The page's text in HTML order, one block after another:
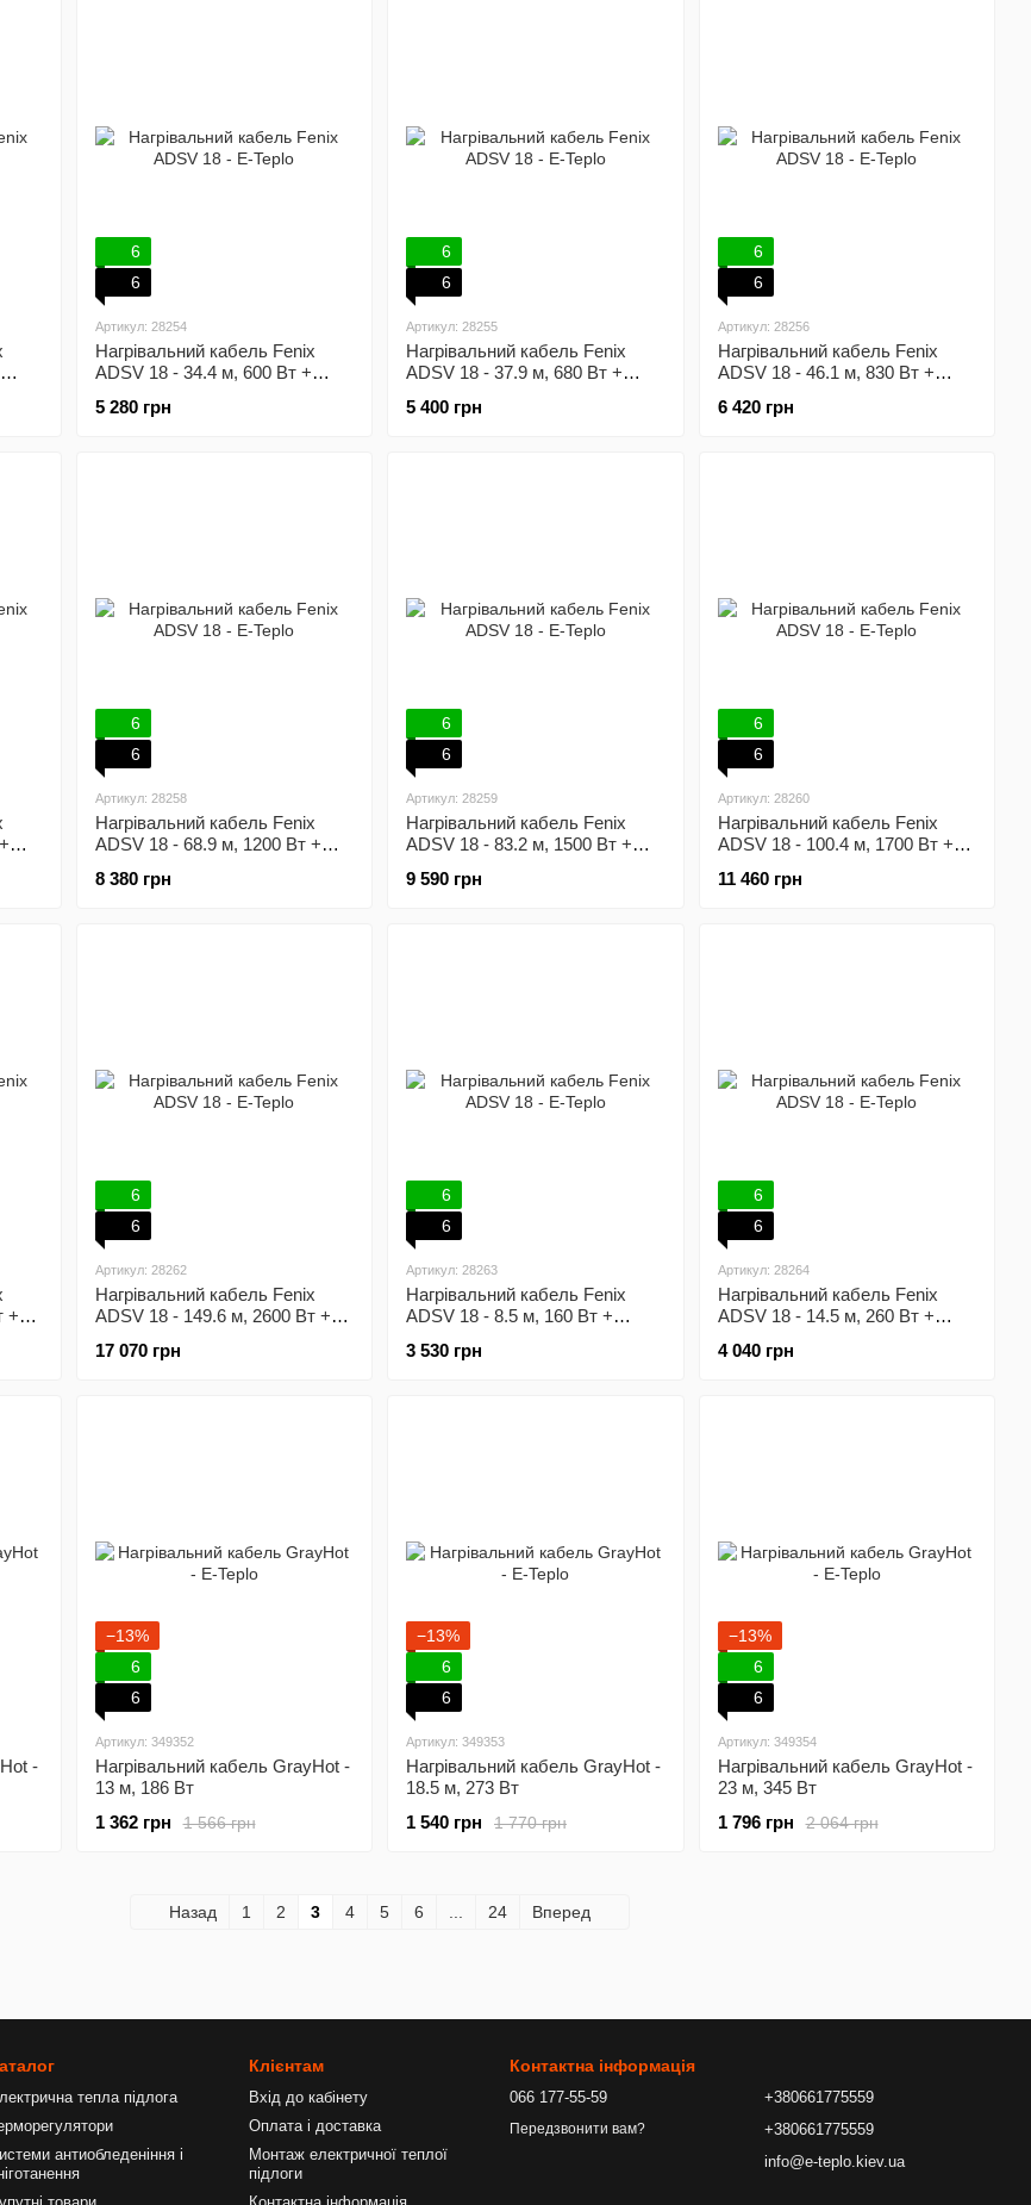
6
6
Артикул: 28254
Нагрівальний кабель Fenix
ADSV 18 - 34.4 м, 600 Вт +
5 280 грн
6
6
Артикул: 28255
Нагрівальний кабель Fenix
ADSV 18 - 37.9 м, 680 Вт +
5 400 грн
6
6
Артикул: 28256
Нагрівальний кабель Fenix
ADSV 18 - 46.1 м, 830 Вт +
6 420 грн
6
6
Артикул: 28258
Нагрівальний кабель Fenix
ADSV 18 - 68.9 м, 1200 Вт +
8 380 грн
6
6
Артикул: 28259
Нагрівальний кабель Fenix
ADSV 18 - 83.2 м, 1500 Вт +
9 590 грн
6
6
Артикул: 28260
Нагрівальний кабель Fenix
ADSV 18 - 100.4 м, 1700 Вт +
11 460 грн
+
6
6
Артикул: 28262
Нагрівальний кабель Fenix
ADSV 18 - 149.6 м, 2600 Вт +
17 070 грн
6
6
Артикул: 28263
Нагрівальний кабель Fenix
ADSV 18 - 8.5 м, 160 Вт +
3 530 грн
6
6
Артикул: 28264
Нагрівальний кабель Fenix
ADSV 18 - 14.5 м, 260 Вт +
4 040 грн
-
−13%
6
6
Артикул: 349352
Нагрівальний кабель GrayHot -
13 м, 186 Вт
1 566 грн
1 362 грн
−13%
6
6
Артикул: 349353
Нагрівальний кабель GrayHot -
18.5 м, 273 Вт
1 770 грн
1 540 грн
−13%
6
6
Артикул: 349354
Нагрівальний кабель GrayHot -
23 м, 345 Вт
2 064 грн
1 796 грн
Назад 1 2 3 4 5 6 24 Вперед
тепла підлога
антиобледеніння і
Клієнтам
Вхід до кабінету
Оплата і доставка
Монтаж електричної теплої
підлоги
Контактна інформація
066 177-55-59
Передзвонити вам?
+380661775559
+380661775559
info@e-teplo.kiev.ua